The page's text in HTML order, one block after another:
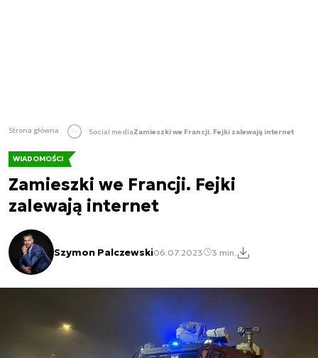
Strona główna Social mediaZamieszki we Francji. Fejki zalewają internet
WIADOMOŚCI
Zamieszki we Francji. Fejki
zalewają internet
Szymon Palczewski06.07.2023 3 min.